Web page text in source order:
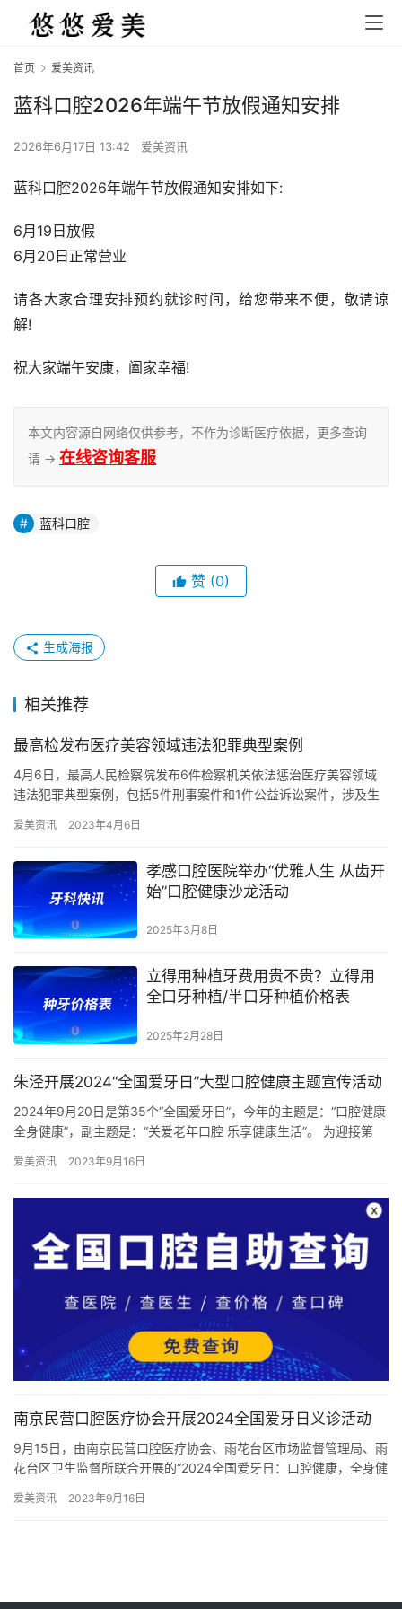
首页 爱美资讯
蓝科口腔2026年端午节放假通知安排
2026年6月17日 13:42 爱美资讯
蓝科口腔2026年端午节放假通知安排如下:
6月19日放假
6月20日正常营业
请各大家合理安排预约就诊时间，给您带来不便，敬请谅
解!
祝大家端午安康，阖家幸福!
本文内容源自网络仅供参考，不作为诊断医疗依据，更多查询
请 → 在线咨询客服
蓝科口腔
赞 (0)
生成海报
相关推荐
最高检发布医疗美容领域违法犯罪典型案例
4月6日，最高人民检察院发布6件检察机关依法惩治医疗美容领域
违法犯罪典型案例，包括5件刑事案件和1件公益诉讼案件，涉及生
爱美资讯 2023年4月6日
孝感口腔医院举办“优雅人生 从齿开
始”口腔健康沙龙活动
2025年3月8日
立得用种植牙费用贵不贵？立得用
全口牙种植/半口牙种植价格表
2025年2月28日
朱泾开展2024“全国爱牙日”大型口腔健康主题宣传活动
2024年9月20日是第35个“全国爱牙日”，今年的主题是：“口腔健康
全身健康”，副主题是：“关爱老年口腔 乐享健康生活”。 为迎接第
爱美资讯 2023年9月16日
南京民营口腔医疗协会开展2024全国爱牙日义诊活动
9月15日，由南京民营口腔医疗协会、雨花台区市场监督管理局、雨
花台区卫生监督所联合开展的“2024全国爱牙日：口腔健康，全身健
爱美资讯 2023年9月16日